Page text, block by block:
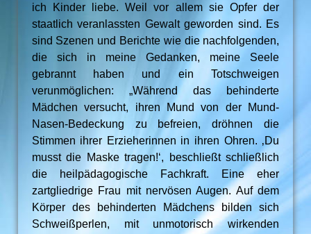
ich Kinder liebe. Weil vor allem sie Opfer der
staatlich veranlassten Gewalt geworden sind. Es
sind Szenen und Berichte wie die nachfolgenden,
die sich in meine Gedanken, meine Seele
gebrannt haben und ein Totschweigen
verunmöglichen: „Während das behinderte
Mädchen versucht, ihren Mund von der Mund-
Nasen-Bedeckung zu befreien, dröhnen die
Stimmen ihrer Erzieherinnen in ihren Ohren. ‚Du
musst die Maske tragen!‘, beschließt schließlich
die heilpädagogische Fachkraft. Eine eher
zartgliedrige Frau mit nervösen Augen. Auf dem
Körper des behinderten Mädchens bilden sich
Schweißperlen, mit unmotorisch wirkenden